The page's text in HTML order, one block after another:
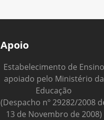
Apoio
Estabelecimento de Ensino
apoiado pelo Ministério da
Educação
(Despacho nº 29282/2008
13 de Novembro de 2008)